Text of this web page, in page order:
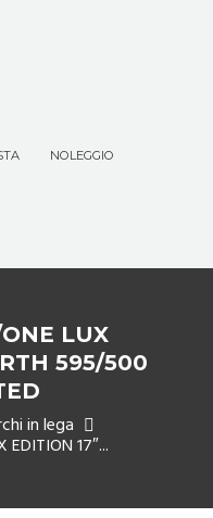
NOLEGGIO
LUX
595/500
in lega
17″...